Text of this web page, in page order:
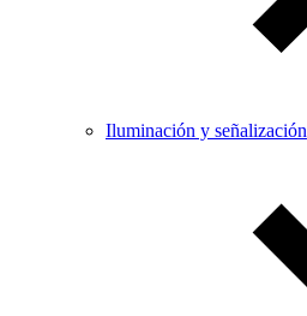
Iluminación y señalización